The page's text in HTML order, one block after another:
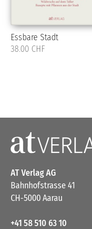
Essbare Stadt
38.00 CHF
AT Verlag AG
Bahnhofstrasse 41
CH-5000 Aarau
+41 58 510 63 10